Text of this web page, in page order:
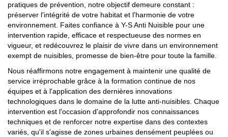
pratiques de prévention, notre objectif demeure constant :
préserver l'intégrité de votre habitat et l'harmonie de votre
environnement. Faites confiance à Y-S Anti Nuisible pour une
intervention rapide, efficace et respectueuse des normes en
vigueur, et redécouvrez le plaisir de vivre dans un environnement
exempt de nuisibles, promesse de bien-être pour toute la famille.
Nous réaffirmons notre engagement à maintenir une qualité de
service irréprochable grâce à la formation continue de nos
équipes et à l'application des dernières innovations
technologiques dans le domaine de la lutte anti-nuisibles. Chaque
intervention est l'occasion d'approfondir nos connaissances
techniques et de renforcer notre expertise dans des contextes
variés, qu'il s'agisse de zones urbaines densément peuplées ou